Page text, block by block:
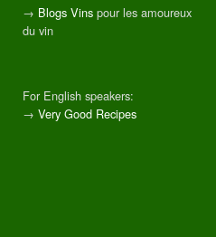
→ Blogs Vins pour les amoureux
du vin
For English speakers:
→ Very Good Recipes